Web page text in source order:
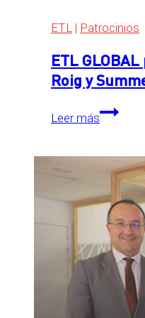
ETL | Patrocinios
ETL
Roig y
Leer más
ETL
GLOBAL
Roig
Cerdanya